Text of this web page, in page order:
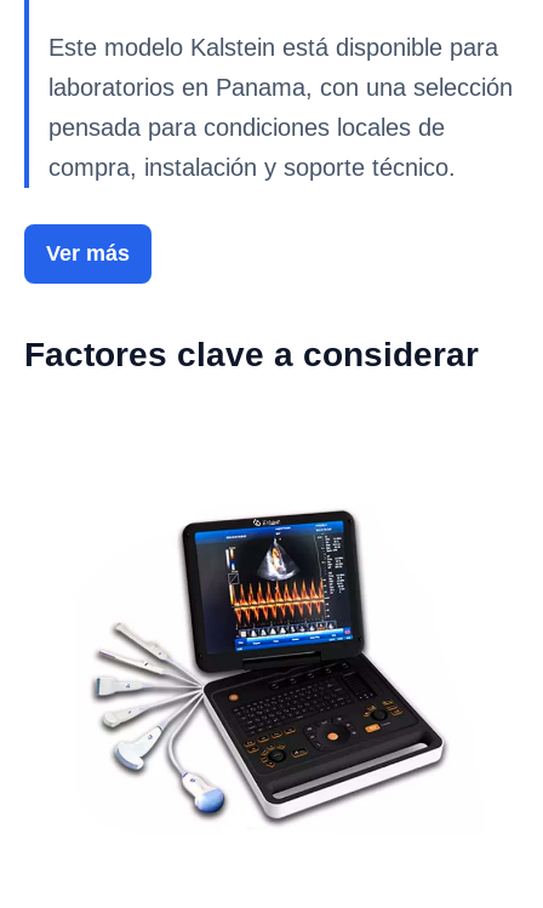
Este modelo Kalstein está disponible para
laboratorios en Panama, con una selección
pensada para condiciones locales de
compra, instalación y soporte técnico.
Ver más
Factores clave a considerar